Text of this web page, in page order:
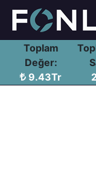
Toplam
Değer:
9.43Tr